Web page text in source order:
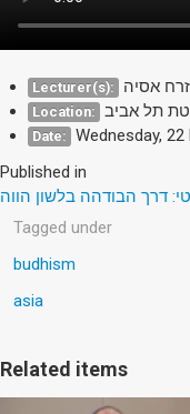
Lecturer(s): אסיה
Location: תל אביב
Date: Wednesday,
Published in
דרך הבודהה בלשון הווה
Tagged under
budhism
asia
Related items